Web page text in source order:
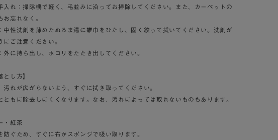
入れ：掃除機で軽く、毛並みに沿ってお掃除してください。また、カーペットの
お忘れなく。
中性洗剤を薄めたぬるま湯に雑巾をひたし、固く絞って拭いてください。洗剤が
にご注意ください。
外に持ち出し、ホコリをたたき出してください。
とし方】
汚れが広がらないよう、すぐに拭き取ってください。
ともに除去しにくくなります。なお、汚れによっては取れないものもあります。
・紅茶
防ぐため、すぐに布かスポンジで吸い取ります。